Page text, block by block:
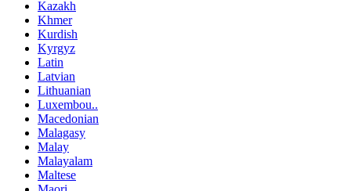
Kazakh
Khmer
Kurdish
Kyrgyz
Latin
Latvian
Lithuanian
Luxembou..
Macedonian
Malagasy
Malay
Malayalam
Maltese